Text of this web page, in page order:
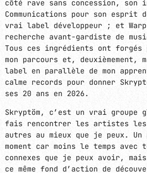
côté rave sans concession,
Communications pour son esprit
vrai label développeur ; et
recherche avant-gardiste de
Tous ces ingrédients ont forgés
mon parcours et, deuxièmement,
label en parallèle de mon
calme records pour donner
ses 20 ans en 2026.
Skryptöm, c’est un vrai groupe
fais rencontrer les artistes les
autres au mieux que je peux. Un
moment car moins le temps
connexes que je peux avoir,
ce même fond d’action de